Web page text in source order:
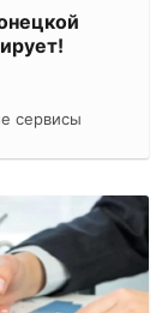
сервисы